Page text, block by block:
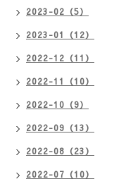
2023-02（5）
2023-01（12）
2022-12（11）
2022-11（10）
2022-10（9）
2022-09（13）
2022-08（23）
2022-07（10）